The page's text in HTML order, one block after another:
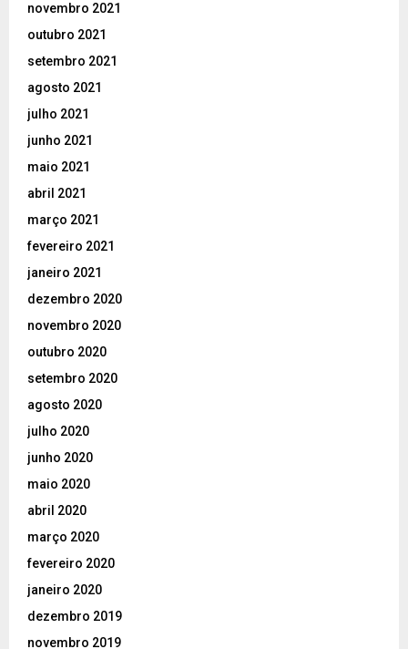
novembro 2021
outubro 2021
setembro 2021
agosto 2021
julho 2021
junho 2021
maio 2021
abril 2021
março 2021
fevereiro 2021
janeiro 2021
dezembro 2020
novembro 2020
outubro 2020
setembro 2020
agosto 2020
julho 2020
junho 2020
maio 2020
abril 2020
março 2020
fevereiro 2020
janeiro 2020
dezembro 2019
novembro 2019